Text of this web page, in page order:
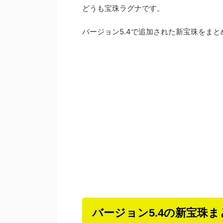
どうも宝珠ラグナです。
バージョン5.4で追加された新宝珠をまと
バージョン5.4の新宝珠ま